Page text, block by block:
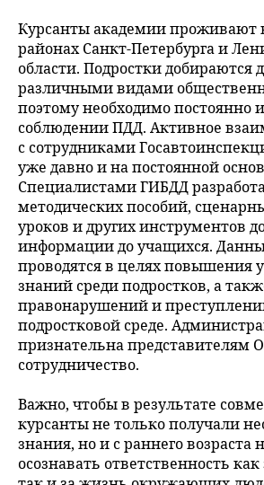
Курсанты академии проживают
районах Санкт-Петербурга и
области. Подростки добираются
различными видами
поэтому необходимо постоянно
соблюдении ПДД. Активное
с сотрудниками
уже давно и на постоянной
Специалистами ГИБДД
методических пособий,
уроков и других инструментов
информации до учащихся.
проводятся в целях повышения
знаний среди подростков, а
правонарушений и
подростковой среде.
признательна представителям
сотрудничество.
Важно, чтобы в результате
курсанты не только получали
знания, но и с раннего возраста
осознавать ответственность